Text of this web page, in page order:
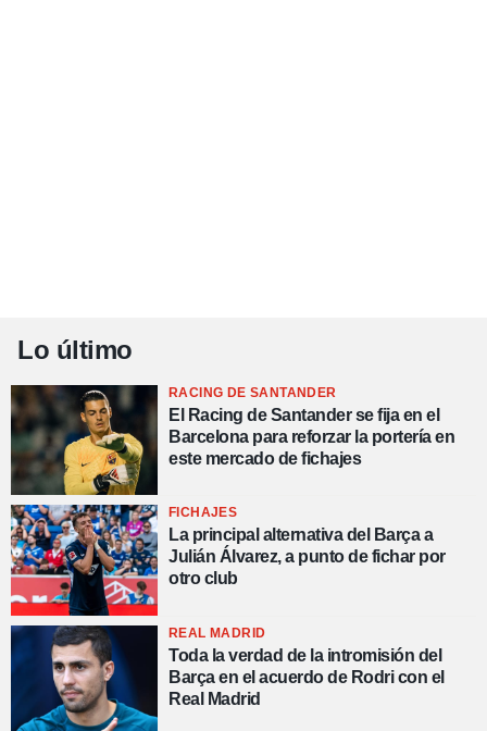
Lo último
RACING DE SANTANDER
El Racing de Santander se fija en el
Barcelona para reforzar la portería en
este mercado de fichajes
FICHAJES
La principal alternativa del Barça a
Julián Álvarez, a punto de fichar por
otro club
REAL MADRID
Toda la verdad de la intromisión del
Barça en el acuerdo de Rodri con el
Real Madrid